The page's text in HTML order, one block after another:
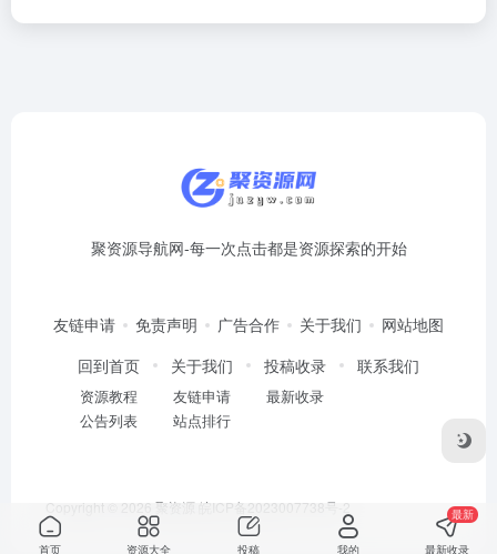
聚资源导航网-每一次点击都是资源探索的开始
友链申请 免责声明 广告合作 关于我们
网站地图
回到首页
资源教程
公告列表
关于我们
友链申请
站点排行
投稿收录
最新收录
联系我们
Copyright © 2026 聚资源 皖ICP备2023007738号-2
首页 资源大全 投稿 我的 最新收录
最新